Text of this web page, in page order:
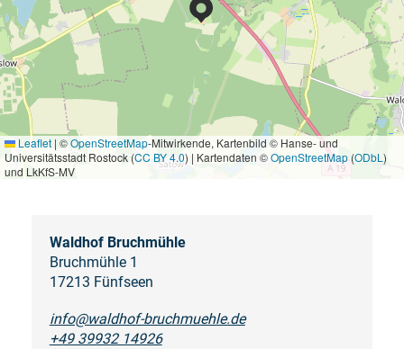
Leaflet | ©OpenStreetMap-Mitwirkende, Kartenbild © Hanse- und
Universitätsstadt Rostock (CC BY 4.0) | Kartendaten ©OpenStreetMap (ODbL )
und LkKfS-MV
Waldhof Bruchmühle
Bruchmühle 1
17213 Fünfseen
info@waldhof-bruchmuehle.de
+49 39932 14926